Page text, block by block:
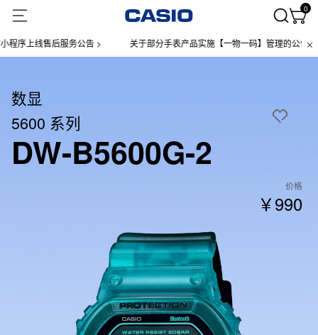
0
上线售后服务公告 > 关于部分手表产品实施【一物一码】管理的公告 >
数显
5600 系列
DW-B5600G-2
价格
￥990